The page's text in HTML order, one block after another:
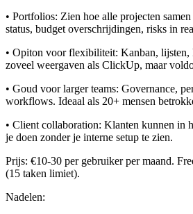
• Portfolios: Zien hoe alle projecten
status, budget overschrijdingen, risks in
• Opiton voor flexibiliteit: Kanban, lijsten,
zoveel weergaven als ClickUp, maar
• Goud voor larger teams: Governance,
workflows. Ideaal als 20+ mensen
• Client collaboration: Klanten kunnen in
je doen zonder je interne setup te zien.
Prijs: €10-30 per gebruiker per maand.
(15 taken limiet).
Nadelen: